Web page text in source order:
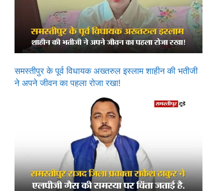
समस्तीपुर के पूर्व विधायक अख्तरुल इस्लाम शाहीन की भतीजी
ने अपने जीवन का पहला रोजा रखा!